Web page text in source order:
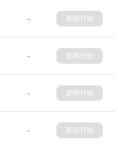
-
即将开始
-
即将开始
-
即将开始
-
即将开始